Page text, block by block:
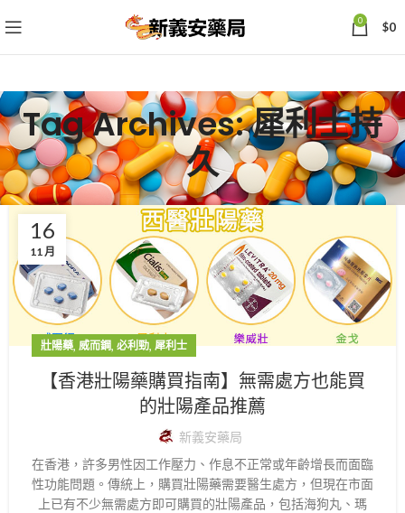
0 $0
Tag Archives: 犀利士持
久
16
11 月
壯陽藥, 威而鋼, 必利勁, 犀利士
【香港壯陽藥購買指南】無需處方也能買
的壯陽產品推薦
新義安藥局
在香港，許多男性因工作壓力、作息不正常或年齡增長而面臨
性功能問題。傳統上，購買壯陽藥需要醫生處方，但現在市面
上已有不少無需處方即可購買的壯陽產品，包括海狗丸、瑪